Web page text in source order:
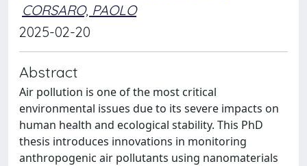
CORSARO, PAOLO
2025-02-20
Abstract
Air pollution is one of the most critical
environmental issues due to its severe impacts on
human health and ecological stability. This PhD
thesis introduces innovations in monitoring
anthropogenic air pollutants using nanomaterials